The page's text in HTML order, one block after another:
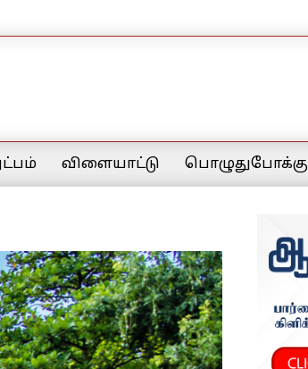
விளையாட்டு பொழுதுபோக்கு